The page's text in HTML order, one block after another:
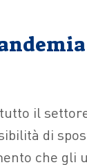
il
di
che gli